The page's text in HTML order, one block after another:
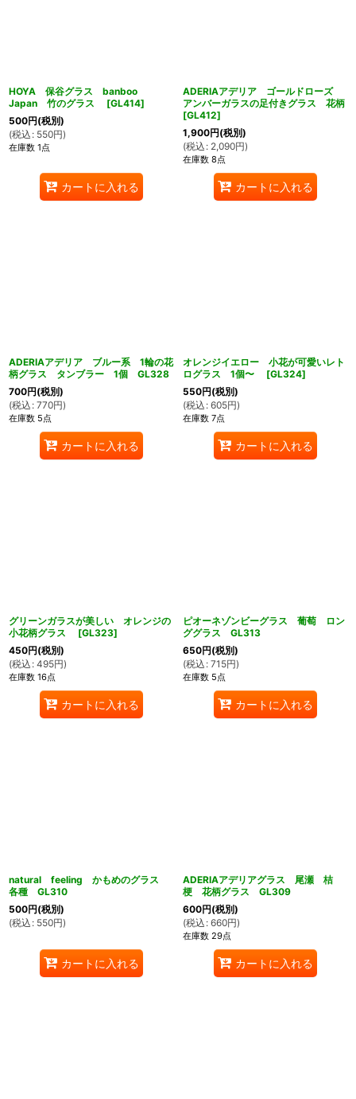
HOYA 保谷グラス banboo
Japan 竹のグラス
[GL414]
500円(税別)
(税込 : 550円)
在庫数 1点
カートに入れる
ADERIAアデリア ゴールドローズ
アンバーガラスの足付きグラス 花柄
[GL412]
1,900円(税別)
(税込 : 2,090円)
在庫数 8点
カートに入れる
ADERIAアデリア ブルー系 1輪の花
柄グラス タンブラー 1個 GL328
700円(税別)
(税込 : 770円)
在庫数 5点
カートに入れる
オレンジイエロー 小花が可愛いレト
ログラス 1個〜
[GL324]
550円(税別)
(税込 : 605円)
在庫数 7点
カートに入れる
グリーンガラスが美しい オレンジの
小花柄グラス
[GL323]
450円(税別)
(税込 : 495円)
在庫数 16点
カートに入れる
ピオーネゾンビーグラス 葡萄 ロン
ググラス GL313
650円(税別)
(税込 : 715円)
在庫数 5点
カートに入れる
natural feeling かもめのグラス
各種 GL310
500円(税別)
(税込 : 550円)
カートに入れる
ADERIAアデリアグラス 尾瀬 桔
梗 花柄グラス GL309
600円(税別)
(税込 : 660円)
在庫数 29点
カートに入れる